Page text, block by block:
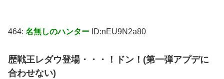
464: 名無しのハンター ID:nEU9N2a80
歴戦王レダウ登場・・・！ドン！(第一弾アプデに
合わせない)